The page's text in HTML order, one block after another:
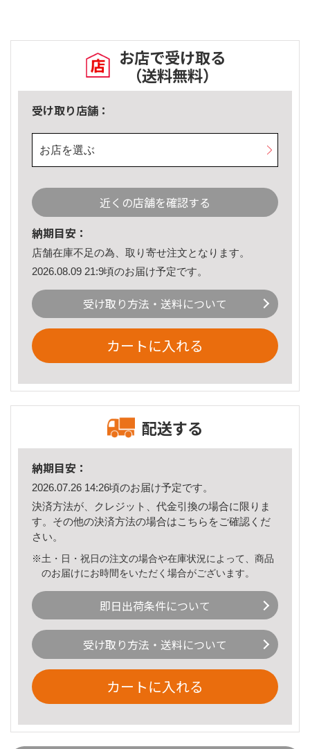
お店で受け取る
（送料無料）
受け取り店舗：
お店を選ぶ
近くの店舗を確認する
納期目安：
店舗在庫不足の為、取り寄せ注文となります。
2026.08.09 21:9頃のお届け予定です。
受け取り方法・送料について
カートに入れる
配送する
納期目安：
2026.07.26 14:26頃のお届け予定です。
決済方法が、クレジット、代金引換の場合に限りま
す。その他の決済方法の場合はこちら をご確認くだ
さい。
※土・日・祝日の注文の場合や在庫状況によって、商品
のお届けにお時間をいただく場合がございます。
即日出荷条件について
受け取り方法・送料について
カートに入れる